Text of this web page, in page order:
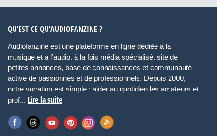
QU’EST-CE QU’AUDIOFANZINE ?
Audiofanzine est une plateforme en ligne dédiée à la
musique et à l’audio, à la fois média spécialisé, site de
petites annonces, base de connaissances et communauté
active de passionnés et de professionnels. Depuis 2000,
notre vocation est simple : aider au quotidien les amateurs et
prof... Lire la suite